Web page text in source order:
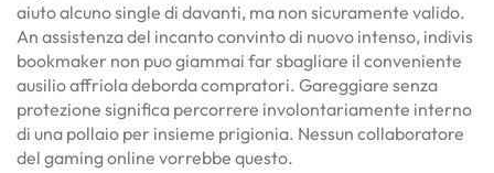
aiuto alcuno single di davanti, ma non sicuramente valido.
An assistenza del incanto convinto di nuovo intenso, indivis
bookmaker non puo giammai far sbagliare il conveniente
ausilio affriola deborda compratori. Gareggiare senza
protezione significa percorrere involontariamente interno
di una pollaio per insieme prigionia. Nessun collaboratore
del gaming online vorrebbe questo.